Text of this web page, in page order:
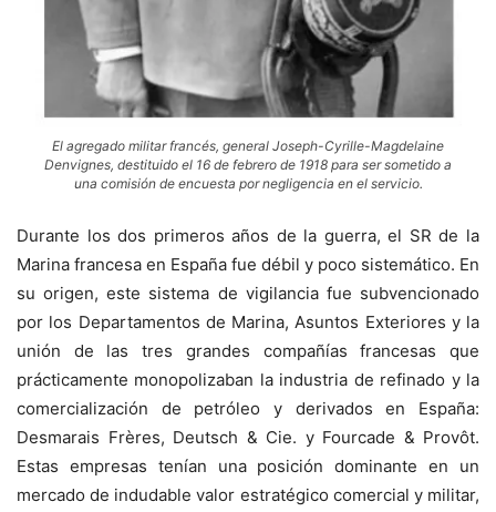
El agregado militar francés, general Joseph-Cyrille-Magdelaine
Denvignes, destituido el 16 de febrero de 1918 para ser sometido a
una comisión de encuesta por negligencia en el servicio.
Durante los dos primeros años de la guerra, el SR de la
Marina francesa en España fue débil y poco sistemático. En
su origen, este sistema de vigilancia fue subvencionado
por los Departamentos de Marina, Asuntos Exteriores y la
unión de las tres grandes compañías francesas que
prácticamente monopolizaban la industria de refinado y la
comercialización de petróleo y derivados en España:
Desmarais Frères, Deutsch & Cie. y Fourcade & Provôt.
Estas empresas tenían una posición dominante en un
mercado de indudable valor estratégico comercial y militar,